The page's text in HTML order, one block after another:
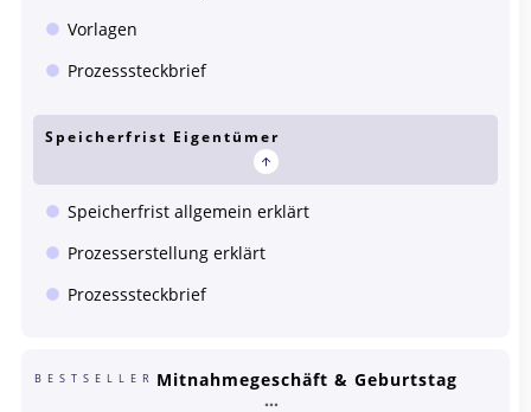
Vorlagen
Prozesssteckbrief
Speicherfrist Eigentümer
Speicherfrist allgemein erklärt
Prozesserstellung erklärt
Prozesssteckbrief
BESTSELLER Mitnahmegeschäft & Geburtstag